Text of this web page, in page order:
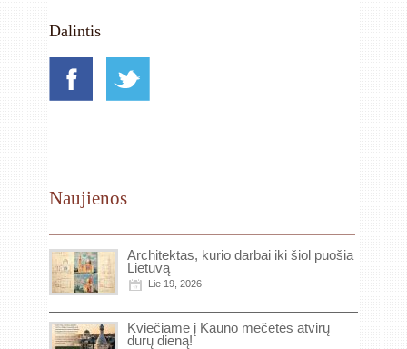
Dalintis
Naujienos
Architektas, kurio darbai iki šiol puošia
Lietuvą
Lie 19, 2026
Kviečiame į Kauno mečetės atvirų
durų dieną!